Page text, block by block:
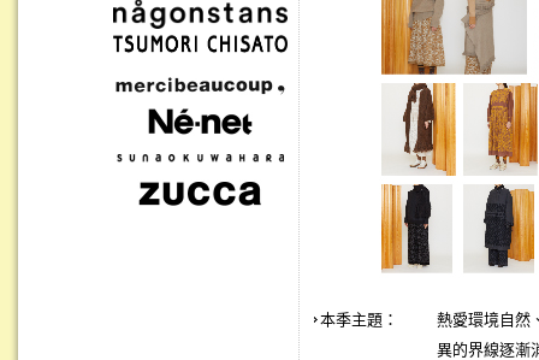
本季主題：
熱愛環境自然
異的界線逐漸